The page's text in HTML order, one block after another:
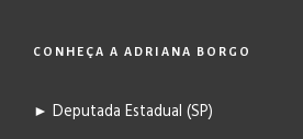
CONHEÇA A ADRIANA BORGO
► Deputada Estadual (SP)